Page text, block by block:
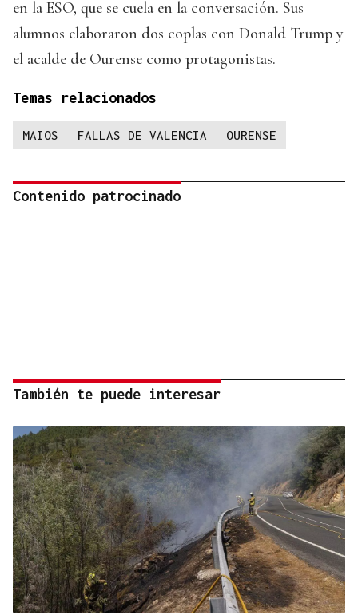
en la ESO, que se cuela en la conversación. Sus
alumnos elaboraron dos coplas con Donald Trump y
el acalde de Ourense como protagonistas.
Temas relacionados
MAIOS FALLAS DE VALENCIA OURENSE
Contenido patrocinado
También te puede interesar